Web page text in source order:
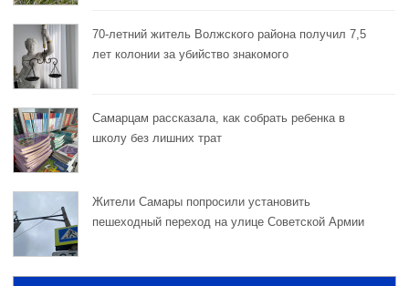
70-летний житель Волжского района получил 7,5
лет колонии за убийство знакомого
Самарцам рассказала, как собрать ребенка в
школу без лишних трат
Жители Самары попросили установить
пешеходный переход на улице Советской Армии